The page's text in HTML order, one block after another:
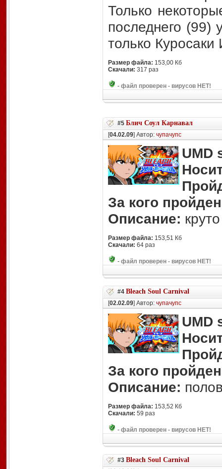
Только
последнего (99)
только Куросаки
Размер файла: 153,00 Кб
Скачали: 317 раз
- файл проверен - вирусов НЕТ!
#5 Блич Соул Карнавал
[04.02.09] Автор: чупачупс
UMD
За кого
Описание: круто
Размер файла: 153,51 Кб
Скачали: 64 раз
- файл проверен - вирусов НЕТ!
#4 Bleach Soul Carnival
[02.02.09] Автор: чупачупс
UMD
За кого
Описание:
Размер файла: 153,52 Кб
Скачали: 59 раз
- файл проверен - вирусов НЕТ!
#3 Bleach Soul Carnival